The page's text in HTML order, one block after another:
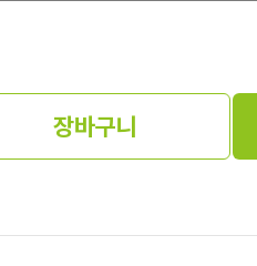
장바구니